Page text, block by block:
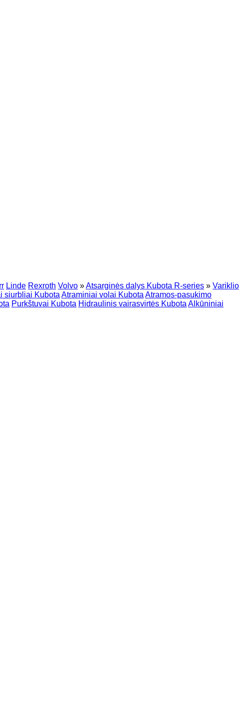
Linde Rexroth Volvo »Atsarginės dalys Kubota R-series » Variklio
siurbliai Kubota Atraminiai volai Kubota Atramos-pasukimo
Purkštuvai Kubota Hidraulinis vairasvirtės Kubota Alkūniniai